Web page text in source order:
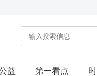
益 第一看点